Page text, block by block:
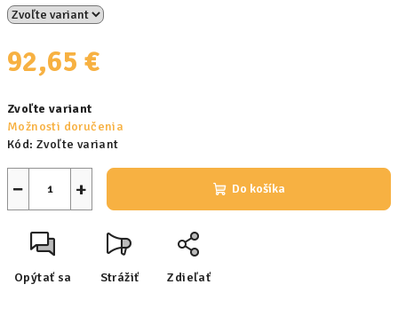
92,65 €
cena:
Zvoľte variant
Možnosti doručenia
Kód: Zvoľte variant
+
− Do košíka
Opýtať sa Strážiť Zdieľať